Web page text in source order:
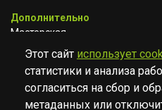
Дополнительно
Мастерская
Сотрудничество
Этот сайт использует
статистики и анализа
согласиться на сбор и
метаданных или